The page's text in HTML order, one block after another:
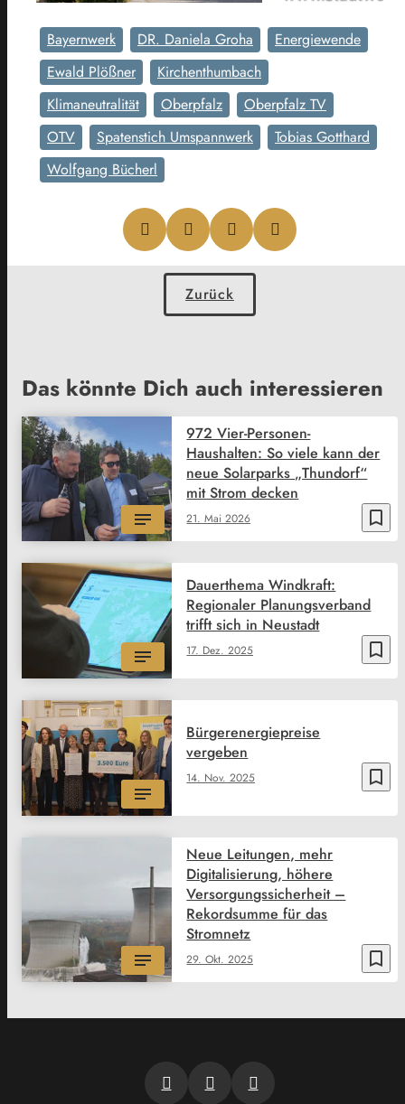
Bayernwerk DR. Daniela Groha
Energiewende
Ewald Plößner
Kirchenthumbach
Klimaneutralität
Oberpfalz
Oberpfalz TV
OTV
Spatenstich Umspannwerk
Tobias Gotthard
Wolfgang Bücherl
Zurück
Das könnte Dich auch interessieren
bookmark_border
21. Mai 2026
972 Vier-Personen-
Haushalten: So viele kann der
neue Solarparks „Thundorf“
mit Strom decken
bookmark_border
17. Dez. 2025
Dauerthema Windkraft:
Regionaler Planungsverband
trifft sich in Neustadt
bookmark_border
14. Nov. 2025
Bürgerenergiepreise
vergeben
bookmark_border
29. Okt. 2025
Neue Leitungen, mehr
Digitalisierung, höhere
Versorgungssicherheit –
Rekordsumme für das
Stromnetz